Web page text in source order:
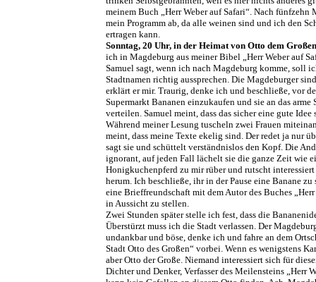
meinem Buch „Herr Weber auf Safari“. Nach fünfzehn
mein Programm ab, da alle weinen sind und ich den
ertragen kann.
Sonntag, 20 Uhr, in der Heimat von Otto dem
ich in Magdeburg aus meiner Bibel „Herr Weber auf
Samuel sagt, wenn ich nach Magdeburg komme, soll
Stadtnamen richtig aussprechen. Die Magdeburger
erklärt er mir. Traurig, denke ich und beschließe, vor
Supermarkt Bananen einzukaufen und sie an das arme
verteilen. Samuel meint, dass das sicher eine gute Idee
Während meiner Lesung tuscheln zwei Frauen
meint, dass meine Texte ekelig sind. Der redet ja nur
sagt sie und schüttelt verständnislos den Kopf. Die
ignorant, auf jeden Fall lächelt sie die ganze Zeit wie
Honigkuchenpferd zu mir rüber und rutscht
herum. Ich beschließe, ihr in der Pause eine Banane
eine Brieffreundschaft mit dem Autor des Buches „Herr
in Aussicht zu stellen.
Zwei Stunden später stelle ich fest, dass die
Überstürzt muss ich die Stadt verlassen. Der
undankbar und böse, denke ich und fahre an dem
Stadt Otto des Großen“ vorbei. Wenn es wenigstens
aber Otto der Große. Niemand interessiert sich für
Dichter und Denker, Verfasser des Meilensteins „Herr